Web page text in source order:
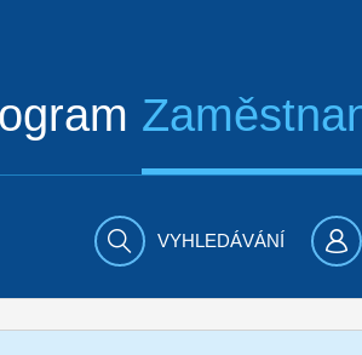
VYHLEDÁVÁNÍ